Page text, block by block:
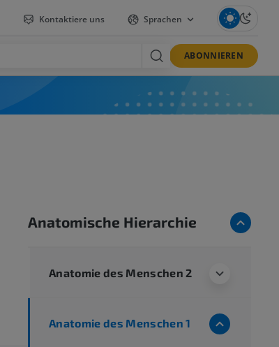
Kontaktiere uns Sprachen
ABONNIEREN
Anatomische Hierarchie
Anatomie des Menschen 2
Anatomie des Menschen 1